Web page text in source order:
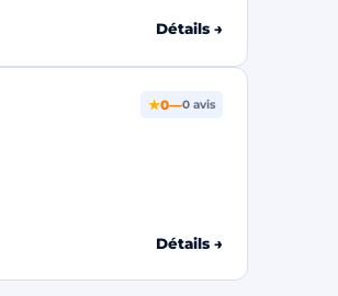
Détails →
★0—0 avis
Détails →